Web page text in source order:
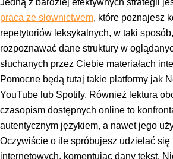
praca ze słownictwem, które poznajesz
repetytoriów leksykalnych, w taki
rozpoznawać dane struktury w
słuchanych przez Ciebie materiałach
Pomocne będą tutaj takie platformy jak
YouTube lub Spotify. Również lektura
czasopism dostępnych online to
autentycznym językiem, a nawet jego
Oczywiście o ile spróbujesz udzielać się
internetowych, komentując dany tekst.